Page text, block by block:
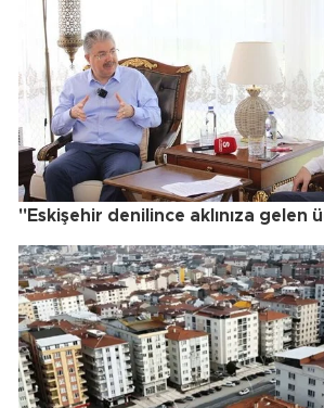
"Eskişehir denilince aklınıza gelen